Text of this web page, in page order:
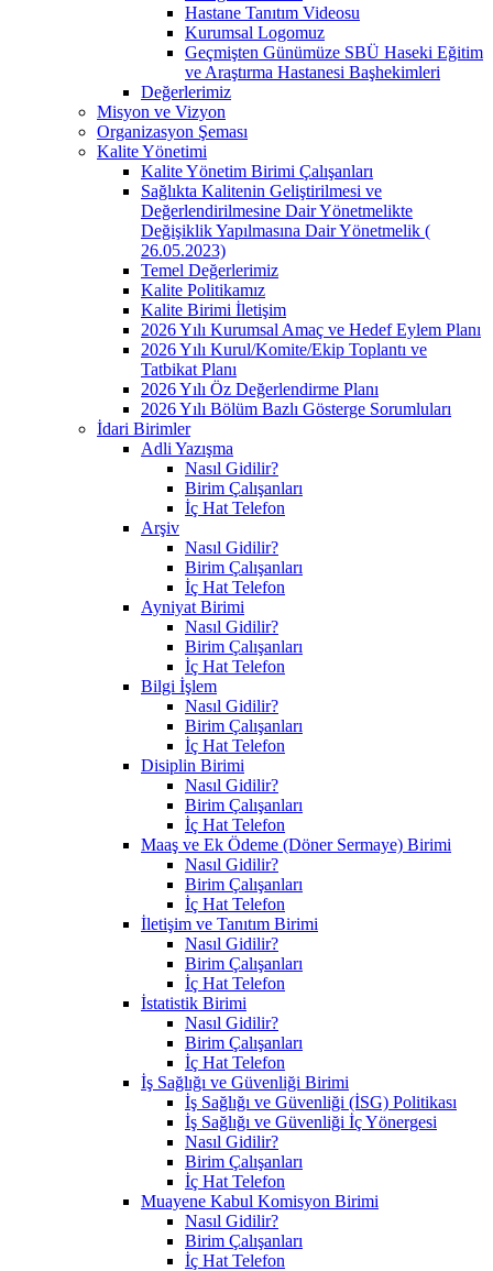
Hastane Tanıtım Videosu
Kurumsal Logomuz
Geçmişten Günümüze SBÜ Haseki Eğitim
ve Araştırma Hastanesi Başhekimleri
Değerlerimiz
Misyon ve Vizyon
Organizasyon Şeması
Kalite Yönetimi
Kalite Yönetim Birimi Çalışanları
Sağlıkta Kalitenin Geliştirilmesi ve
Değerlendirilmesine Dair Yönetmelikte
Değişiklik Yapılmasına Dair Yönetmelik (
26.05.2023)
Temel Değerlerimiz
Kalite Politikamız
Kalite Birimi İletişim
2026 Yılı Kurumsal Amaç ve Hedef Eylem Planı
2026 Yılı Kurul/Komite/Ekip Toplantı ve
Tatbikat Planı
2026 Yılı Öz Değerlendirme Planı
2026 Yılı Bölüm Bazlı Gösterge Sorumluları
İdari Birimler
Adli Yazışma
Nasıl Gidilir?
Birim Çalışanları
İç Hat Telefon
Arşiv
Nasıl Gidilir?
Birim Çalışanları
İç Hat Telefon
Ayniyat Birimi
Nasıl Gidilir?
Birim Çalışanları
İç Hat Telefon
Bilgi İşlem
Nasıl Gidilir?
Birim Çalışanları
İç Hat Telefon
Disiplin Birimi
Nasıl Gidilir?
Birim Çalışanları
İç Hat Telefon
Maaş ve Ek Ödeme (Döner Sermaye) Birimi
Nasıl Gidilir?
Birim Çalışanları
İç Hat Telefon
İletişim ve Tanıtım Birimi
Nasıl Gidilir?
Birim Çalışanları
İç Hat Telefon
İstatistik Birimi
Nasıl Gidilir?
Birim Çalışanları
İç Hat Telefon
İş Sağlığı ve Güvenliği Birimi
İş Sağlığı ve Güvenliği (İSG) Politikası
İş Sağlığı ve Güvenliği İç Yönergesi
Nasıl Gidilir?
Birim Çalışanları
İç Hat Telefon
Muayene Kabul Komisyon Birimi
Nasıl Gidilir?
Birim Çalışanları
İç Hat Telefon